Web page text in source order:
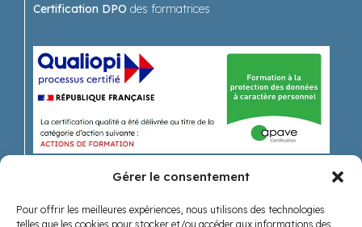
Gérer le consentement
Pour offrir les meilleures expériences, nous utilisons des technologies
telles que les cookies pour stocker et/ou accéder aux informations des
Certification DPO des formatrices
Recevoir nos actualités